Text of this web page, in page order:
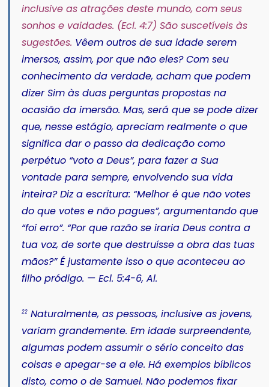
inclusive as atrações deste mundo, com seus
sonhos e vaidades. (Ecl. 4:7) São suscetíveis às
sugestões. Vêem outros de sua idade serem
imersos, assim, por que não eles? Com seu
conhecimento da verdade, acham que podem
dizer Sim às duas perguntas propostas na
ocasião da imersão. Mas, será que se pode dizer
que, nesse estágio, apreciam realmente o que
significa dar o passo da dedicação como
perpétuo “voto a Deus”, para fazer a Sua
vontade para sempre, envolvendo sua vida
inteira? Diz a escritura: “Melhor é que não votes
do que votes e não pagues”, argumentando que
“foi erro”. “Por que razão se iraria Deus contra a
tua voz, de sorte que destruísse a obra das tuas
mãos?” É justamente isso o que aconteceu ao
filho pródigo. — Ecl. 5:4-6, Al.
22Naturalmente, as pessoas, inclusive as jovens,
variam grandemente. Em idade surpreendente,
algumas podem assumir o sério conceito das
coisas e apegar-se a ele. Há exemplos bíblicos
disto, como o de Samuel. Não podemos fixar